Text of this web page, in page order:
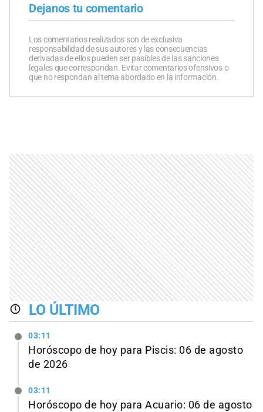
Dejanos tu comentario
Los comentarios realizados son de exclusiva
responsabilidad de sus autores y las consecuencias
derivadas de ellos pueden ser pasibles de las sanciones
legales que correspondan. Evitar comentarios ofensivos o
que no respondan al tema abordado en la información.
LO ÚLTIMO
03:11
Horóscopo de hoy para Piscis: 06 de agosto
de 2026
03:11
Horóscopo de hoy para Acuario: 06 de agosto